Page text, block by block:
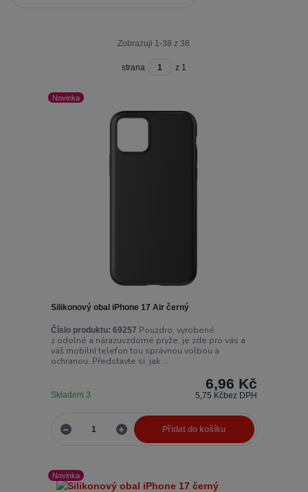
Zobrazuji 1-38 z 38
strana z 1
Novinka
Silikonový obal iPhone 17 Air černý
Číslo produktu: 69257 Pouzdro, vyrobené
z odolné a nárazuvzdorné pryže, je zde pro vás a
váš mobilní telefon tou správnou volbou a
ochranou. Představte si, jak ...
6,96 Kč
5,75 Kčbez DPH
Skladem 3
Přidat do košíku
Novinka